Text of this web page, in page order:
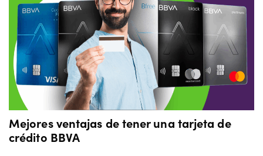
Mejores ventajas de tener una tarjeta de
crédito BBVA